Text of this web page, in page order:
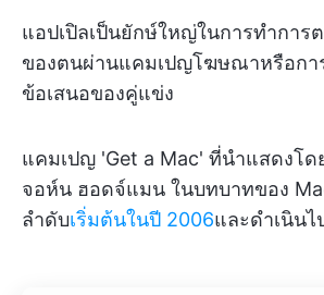
แอปเปิลเป็นยักษ์ใหญ่ในการทำกา
ของตนผ่านแคมเปญโฆษณาหรือกา
ข้อเสนอของคู่แข่ง
แคมเปญ 'Get a Mac' ที่นำแสดงโด
จอห์น ฮอดจ์แมน ในบทบาทของ
ลำดับเริ่มต้นในปี 2006และดำเนินไ